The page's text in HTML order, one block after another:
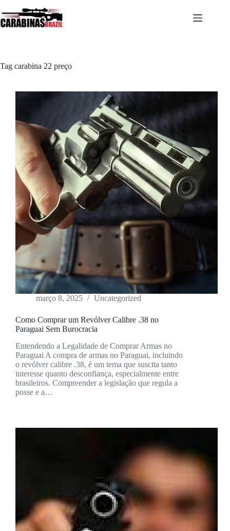
para
o
Tag carabina 22 preço
março 8, 2025 Uncategorized
Como Comprar um Revólver Calibre .38 no
Paraguai Sem Burocracia
Entendendo a Legalidade de Comprar Armas no
Paraguai A compra de armas no Paraguai, incluindo
o revólver calibre .38, é um tema que suscita tanto
interesse quanto desconfiança, especialmente entre
brasileiros. Compreender a legislação que regula a
posse e a…